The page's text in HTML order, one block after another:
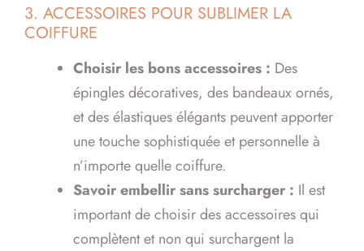
3. ACCESSOIRES POUR SUBLIMER LA
COIFFURE
Choisir les bons accessoires : Des
épingles décoratives, des bandeaux ornés,
et des élastiques élégants peuvent apporter
une touche sophistiquée et personnelle à
n’importe quelle coiffure.
Savoir embellir sans surcharger : Il est
important de choisir des accessoires qui
complètent et non qui surchargent la